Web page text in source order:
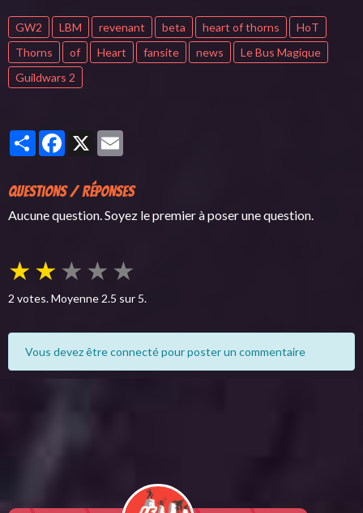
GW2 LBM revenant beta heart of thorns
HoT
Thorns
of Heart fansite news
Le Bus Magique
Guildwars 2
PartagerFacebook
X
Questions / Réponses
Aucune question. Soyez le premier à poser une question.
★★ ★ ★ ★
2 votes. Moyenne 2.5 sur 5.
Vous devez être connecté pour poster un commentaire